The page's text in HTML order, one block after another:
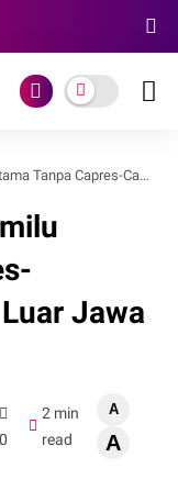
dari Tokoh Luar Jawa Sejak Reformasi
Jawa
0
2 min
read
A
A